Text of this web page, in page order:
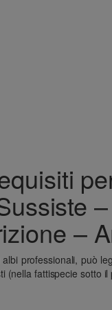
–
professionali, può
fattispecie sotto